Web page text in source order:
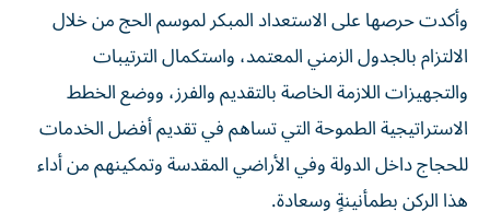
وأكدت حرصها على الاستعداد المبكر لموسم الحج من خلال
الالتزام بالجدول الزمني المعتمد، واستكمال الترتيبات
والتجهيزات اللازمة الخاصة بالتقديم والفرز، ووضع الخطط
الاستراتيجية الطموحة التي تساهم في تقديم أفضل الخدمات
للحجاج داخل الدولة وفي الأراضي المقدسة وتمكينهم من أداء
هذا الركن بطمأنينةٍ وسعادة.